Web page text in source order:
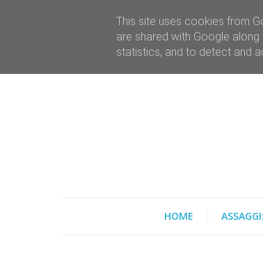
HOME
This site uses cookies from
are shared with Google
statistics, and to detect and